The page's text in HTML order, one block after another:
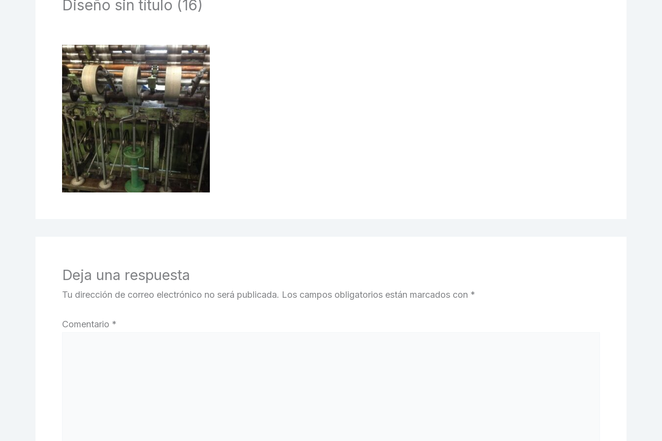
Diseño sin título (16)
Deja una respuesta
Tu dirección de correo electrónico no será publicada. Los campos obligatorios están marcados con *
Comentario *